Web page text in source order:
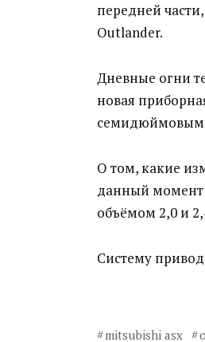
передней
Outlander.
Дневные огни
новая
семидюймовым
О том, какие
данный момент
объёмом 2,0 и
Систему
mitsubishi asx